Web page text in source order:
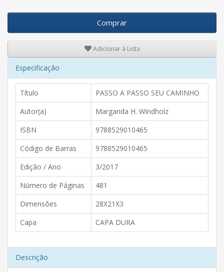
Comprar
Adicionar à Lista
Especificação
Título
PASSO A PASSO SEU CAMINHO
Autor(a)
Margarida H. Windholz
ISBN
9788529010465
Código de Barras
9788529010465
Edição / Ano
3/2017
Número de Páginas
481
Dimensões
28X21X3
Capa
CAPA DURA
Descrição